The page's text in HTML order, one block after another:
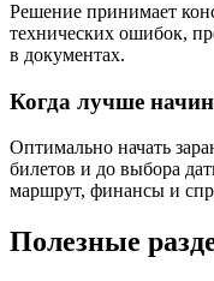
Решение принимает
технических ошибок,
в документах.
Когда лучше
Оптимально начать
билетов и до выбора
маршрут, финансы и
Полезные